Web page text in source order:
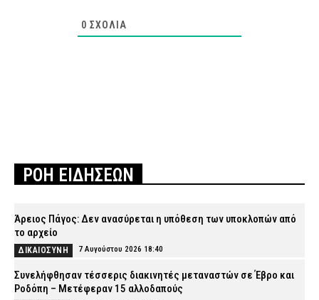
0 ΣΧΌΛΙΑ
ΡΟΗ ΕΙΔΗΣΕΩΝ
Άρειος Πάγος: Δεν ανασύρεται η υπόθεση των υποκλοπών από
το αρχείο
ΔΙΚΑΙΟΣΥΝΗ 7 Αυγούστου 2026 18:40
Συνελήφθησαν τέσσερις διακινητές μεταναστών σε Έβρο και
Ροδόπη – Μετέφεραν 15 αλλοδαπούς